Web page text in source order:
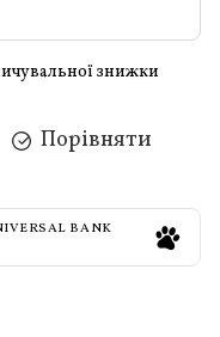
знижки
Порівняти
BANK